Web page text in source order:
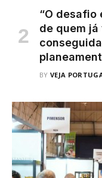
“O desafio
de quem
BY VEJA